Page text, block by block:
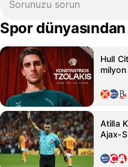
Spor
Hull
Atilla